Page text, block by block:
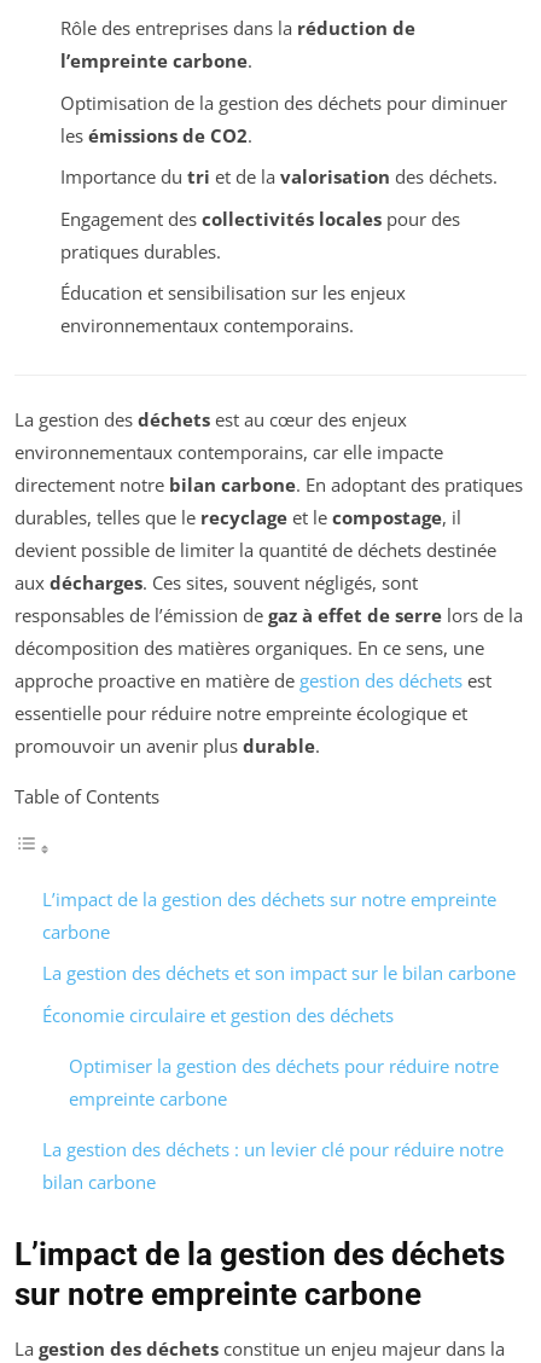
Rôle des entreprises dans la réduction de
l’empreinte carbone.
Optimisation de la gestion des déchets pour diminuer
les émissions de CO2.
Importance du tri et de la valorisation des déchets.
Engagement des collectivités localespour des
pratiques durables.
Éducation et sensibilisation sur les enjeux
environnementaux contemporains.
La gestion des déchets est au cœur des enjeux
environnementaux contemporains, car elle impacte
directement notre bilan carbone. En adoptant des pratiques
durables, telles que le recyclage et le compostage, il
devient possible de limiter la quantité de déchets destinée
aux décharges. Ces sites, souvent négligés, sont
responsables de l’émission de gaz à effet de serre lors de la
décomposition des matières organiques. En ce sens, une
approche proactive en matière de gestion des déchets est
essentielle pour réduire notre empreinte écologique et
promouvoir un avenir plus durable.
Table of Contents
L’impact de la gestion des déchets sur notre empreinte
carbone
La gestion des déchets et son impact sur le bilan carbone
Économie circulaire et gestion des déchets
Optimiser la gestion des déchets pour réduire notre
empreinte carbone
La gestion des déchets : un levier clé pour réduire notre
bilan carbone
L’impact de la gestion des déchets
sur notre empreinte carbone
La gestion des déchets constitue un enjeu majeur dans la